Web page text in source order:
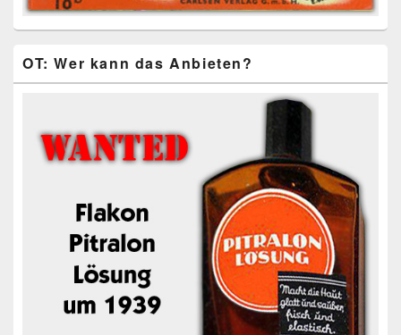
OT: Wer kann das Anbieten?